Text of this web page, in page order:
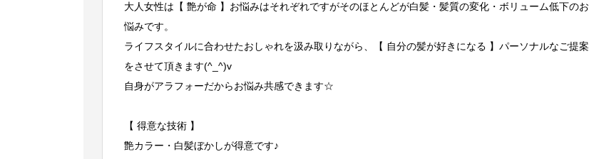
大人女性は【 艶が命 】お悩みはそれぞれですがそのほとんどが白髪・髪質の変化・ボリューム低下のお
悩みです。
ライフスタイルに合わせたおしゃれを汲み取りながら、【 自分の髪が好きになる 】パーソナルなご提案
をさせて頂きます(^_^)v
自身がアラフォーだからお悩み共感できます☆
【 得意な技術 】
艶カラー・白髪ぼかしが得意です♪